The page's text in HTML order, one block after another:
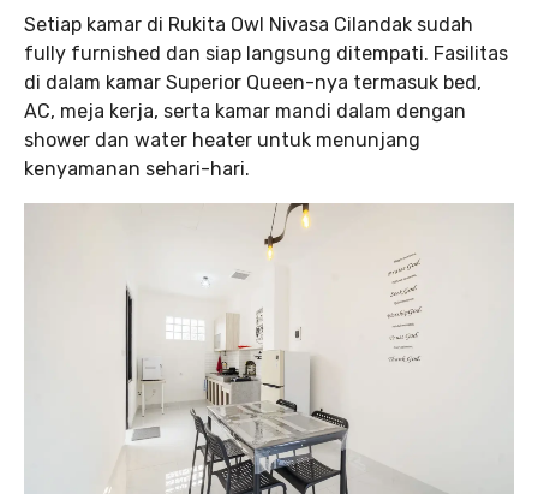
Setiap kamar di Rukita Owl Nivasa Cilandak sudah
fully furnished dan siap langsung ditempati. Fasilitas
di dalam kamar Superior Queen-nya termasuk bed,
AC, meja kerja, serta kamar mandi dalam dengan
shower dan water heater untuk menunjang
kenyamanan sehari-hari.